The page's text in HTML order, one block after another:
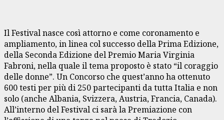
Il Festival nasce così attorno e come coronamento e
ampliamento, in linea col successo della Prima Edizione,
della Seconda Edizione del Premio Maria Virginia
Fabroni, nella quale il tema proposto è stato “il coraggio
delle donne”. Un Concorso che quest’anno ha ottenuto
600 testi per più di 250 partecipanti da tutta Italia e non
solo (anche Albania, Svizzera, Austria, Francia, Canada).
All’interno del Festival ci sarà la Premiazione con